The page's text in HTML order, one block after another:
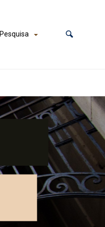
Pesquisa